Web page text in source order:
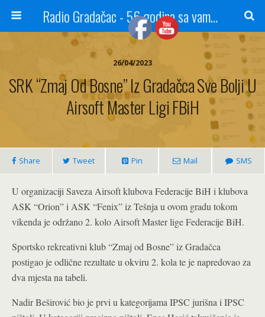
Radio Gradačac - 56 godina sa vama...
26/04/2023
SRK “Zmaj Od Bosne” Iz Gradačca Sve Bolji U
Airsoft Master Ligi FBiH
Share Tweet Pin Mail SMS
U organizaciji Saveza Airsoft klubova Federacije BiH i klubova
ASK “Orion” i ASK “Fenix” iz Tešnja u ovom gradu tokom
vikenda je održano 2. kolo Airsoft Master lige Federacije BiH.
Sportsko rekreativni klub “Zmaj od Bosne” iz Gradačca
postigao je odlične rezultate u okviru 2. kola te je napredovao za
dva mjesta na tabeli.
Nadir Beširović bio je prvi u kategorijama IPSC jurišna i IPSC